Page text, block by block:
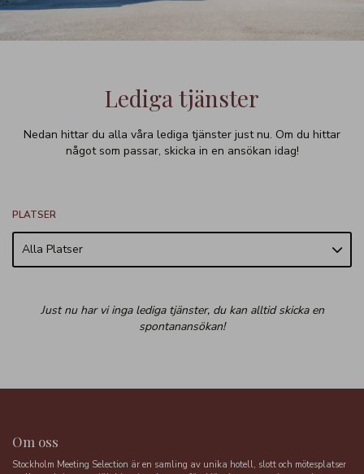
Lediga tjänster
Nedan hittar du alla våra lediga tjänster just nu. Om du hittar
något som passar, skicka in en ansökan idag!
PLATSER
Alla Platser
Just nu har vi inga lediga tjänster, du kan alltid skicka en
spontanansökan!
Om oss
Stockholm Meeting Selection är en samling av unika hotell, slott och mötesplatser